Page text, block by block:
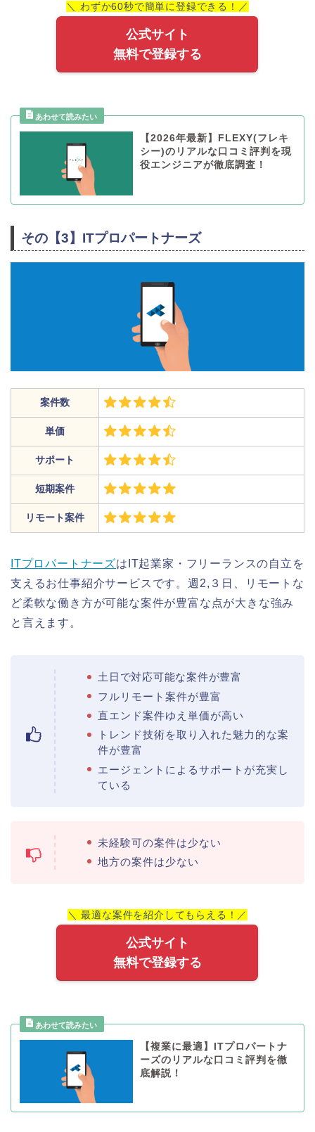
＼ わずか60秒で簡単に登録できる！／
公式サイト
無料で登録する
【2026年最新】FLEXY(フレキ
シー)のリアルな口コミ評判を現
役エンジニアが徹底調査！
その【3】ITプロパートナーズ
案件数
単価
サポート
短期案件
リモート案件
ITプロパートナーズはIT起業家・フリーランスの自立を
支えるお仕事紹介サービスです。週2,３日、リモートな
ど柔軟な働き方が可能な案件が豊富な点が大きな強み
と言えます。
土日で対応可能な案件が豊富
フルリモート案件が豊富
直エンド案件ゆえ単価が高い
トレンド技術を取り入れた魅力的な案
件が豊富
エージェントによるサポートが充実し
ている
未経験可の案件は少ない
地方の案件は少ない
＼ 最適な案件を紹介してもらえる！／
公式サイト
無料で登録する
【複業に最適】ITプロパートナ
ーズのリアルな口コミ評判を徹
底解説！